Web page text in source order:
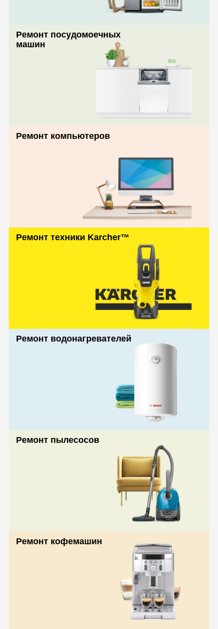
Ремонт посудомоечных
машин
Ремонт компьютеров
Ремонт техники Karcher™
Ремонт водонагревателей
Ремонт пылесосов
Ремонт кофемашин